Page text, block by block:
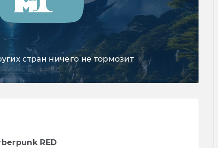
стран ничего не тормозит
RED